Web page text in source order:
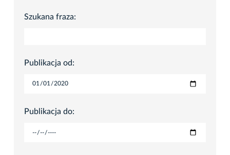
Szukana fraza:
Publikacja od:
Publikacja do: